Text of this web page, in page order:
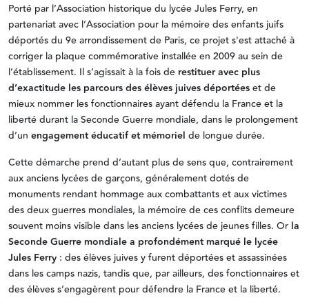
Porté par l’Association historique du lycée Jules Ferry, en
partenariat avec l’Association pour la mémoire des enfants juifs
déportés du 9e arrondissement de Paris, ce projet s'est attaché à
corriger la plaque commémorative installée en 2009 au sein de
l’établissement. Il s’agissait à la fois de restituer avec plus
d’exactitude les parcours des élèves juives déportéeset de
mieux nommer les fonctionnaires ayant défendu la France et la
liberté durant la Seconde Guerre mondiale, dans le prolongement
d’un engagement éducatif et mémoriel de longue durée.
Cette démarche prend d’autant plus de sens que, contrairement
aux anciens lycées de garçons, généralement dotés de
monuments rendant hommage aux combattants et aux victimes
des deux guerres mondiales, la mémoire de ces conflits demeure
souvent moins visible dans les anciens lycées de jeunes filles. Or la
Seconde Guerre mondiale a profondément marqué le lycée
Jules Ferry : des élèves juives y furent déportées et assassinées
dans les camps nazis, tandis que, par ailleurs, des fonctionnaires et
des élèves s’engagèrent pour défendre la France et la liberté.